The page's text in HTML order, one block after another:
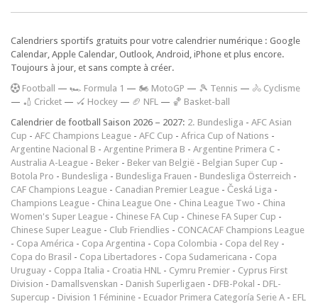
Calendriers sportifs gratuits pour votre calendrier numérique : Google
Calendar, Apple Calendar, Outlook, Android, iPhone et plus encore.
Toujours à jour, et sans compte à créer.
Football — 🏎️ Formula 1 — 🏍 MotoGP — 🎾 Tennis — 🚴 Cyclisme
— 🏏 Cricket — 🏑 Hockey — 🏈 NFL — 🏀 Basket-ball
Calendrier de football Saison 2026 – 2027: 2. Bundesliga - AFC Asian
Cup - AFC Champions League - AFC Cup - Africa Cup of Nations -
Argentine Nacional B - Argentine Primera B - Argentine Primera C -
Australia A-League - Beker - Beker van België - Belgian Super Cup -
Botola Pro - Bundesliga - Bundesliga Frauen - Bundesliga Österreich -
CAF Champions League - Canadian Premier League - Česká Liga -
Champions League - China League One - China League Two - China
Women's Super League - Chinese FA Cup - Chinese FA Super Cup -
Chinese Super League - Club Friendlies - CONCACAF Champions League
- Copa América - Copa Argentina - Copa Colombia - Copa del Rey -
Copa do Brasil - Copa Libertadores - Copa Sudamericana - Copa
Uruguay - Coppa Italia - Croatia HNL - Cymru Premier - Cyprus First
Division - Damallsvenskan - Danish Superligaen - DFB-Pokal - DFL-
Supercup - Division 1 Féminine - Ecuador Primera Categoría Serie A - EFL